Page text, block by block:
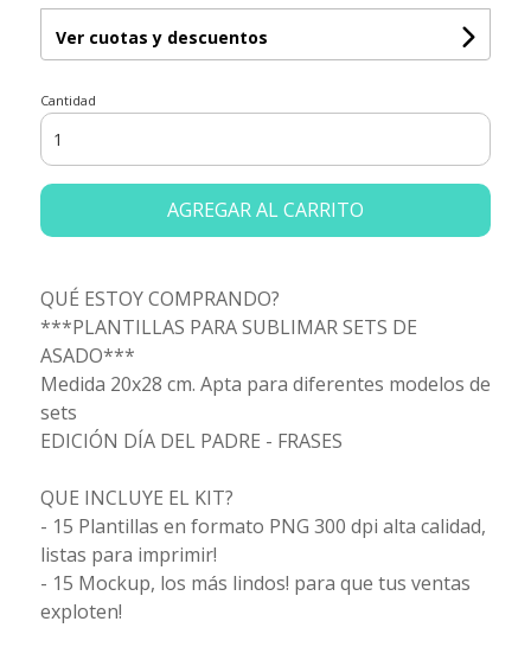
Ver cuotas y descuentos
Cantidad
AGREGAR AL CARRITO
QUÉ ESTOY COMPRANDO?
***PLANTILLAS PARA SUBLIMAR SETS DE
ASADO***
Medida 20x28 cm. Apta para diferentes modelos de
sets
EDICIÓN DÍA DEL PADRE - FRASES
QUE INCLUYE EL KIT?
- 15 Plantillas en formato PNG 300 dpi alta calidad,
listas para imprimir!
- 15 Mockup, los más lindos! para que tus ventas
exploten!